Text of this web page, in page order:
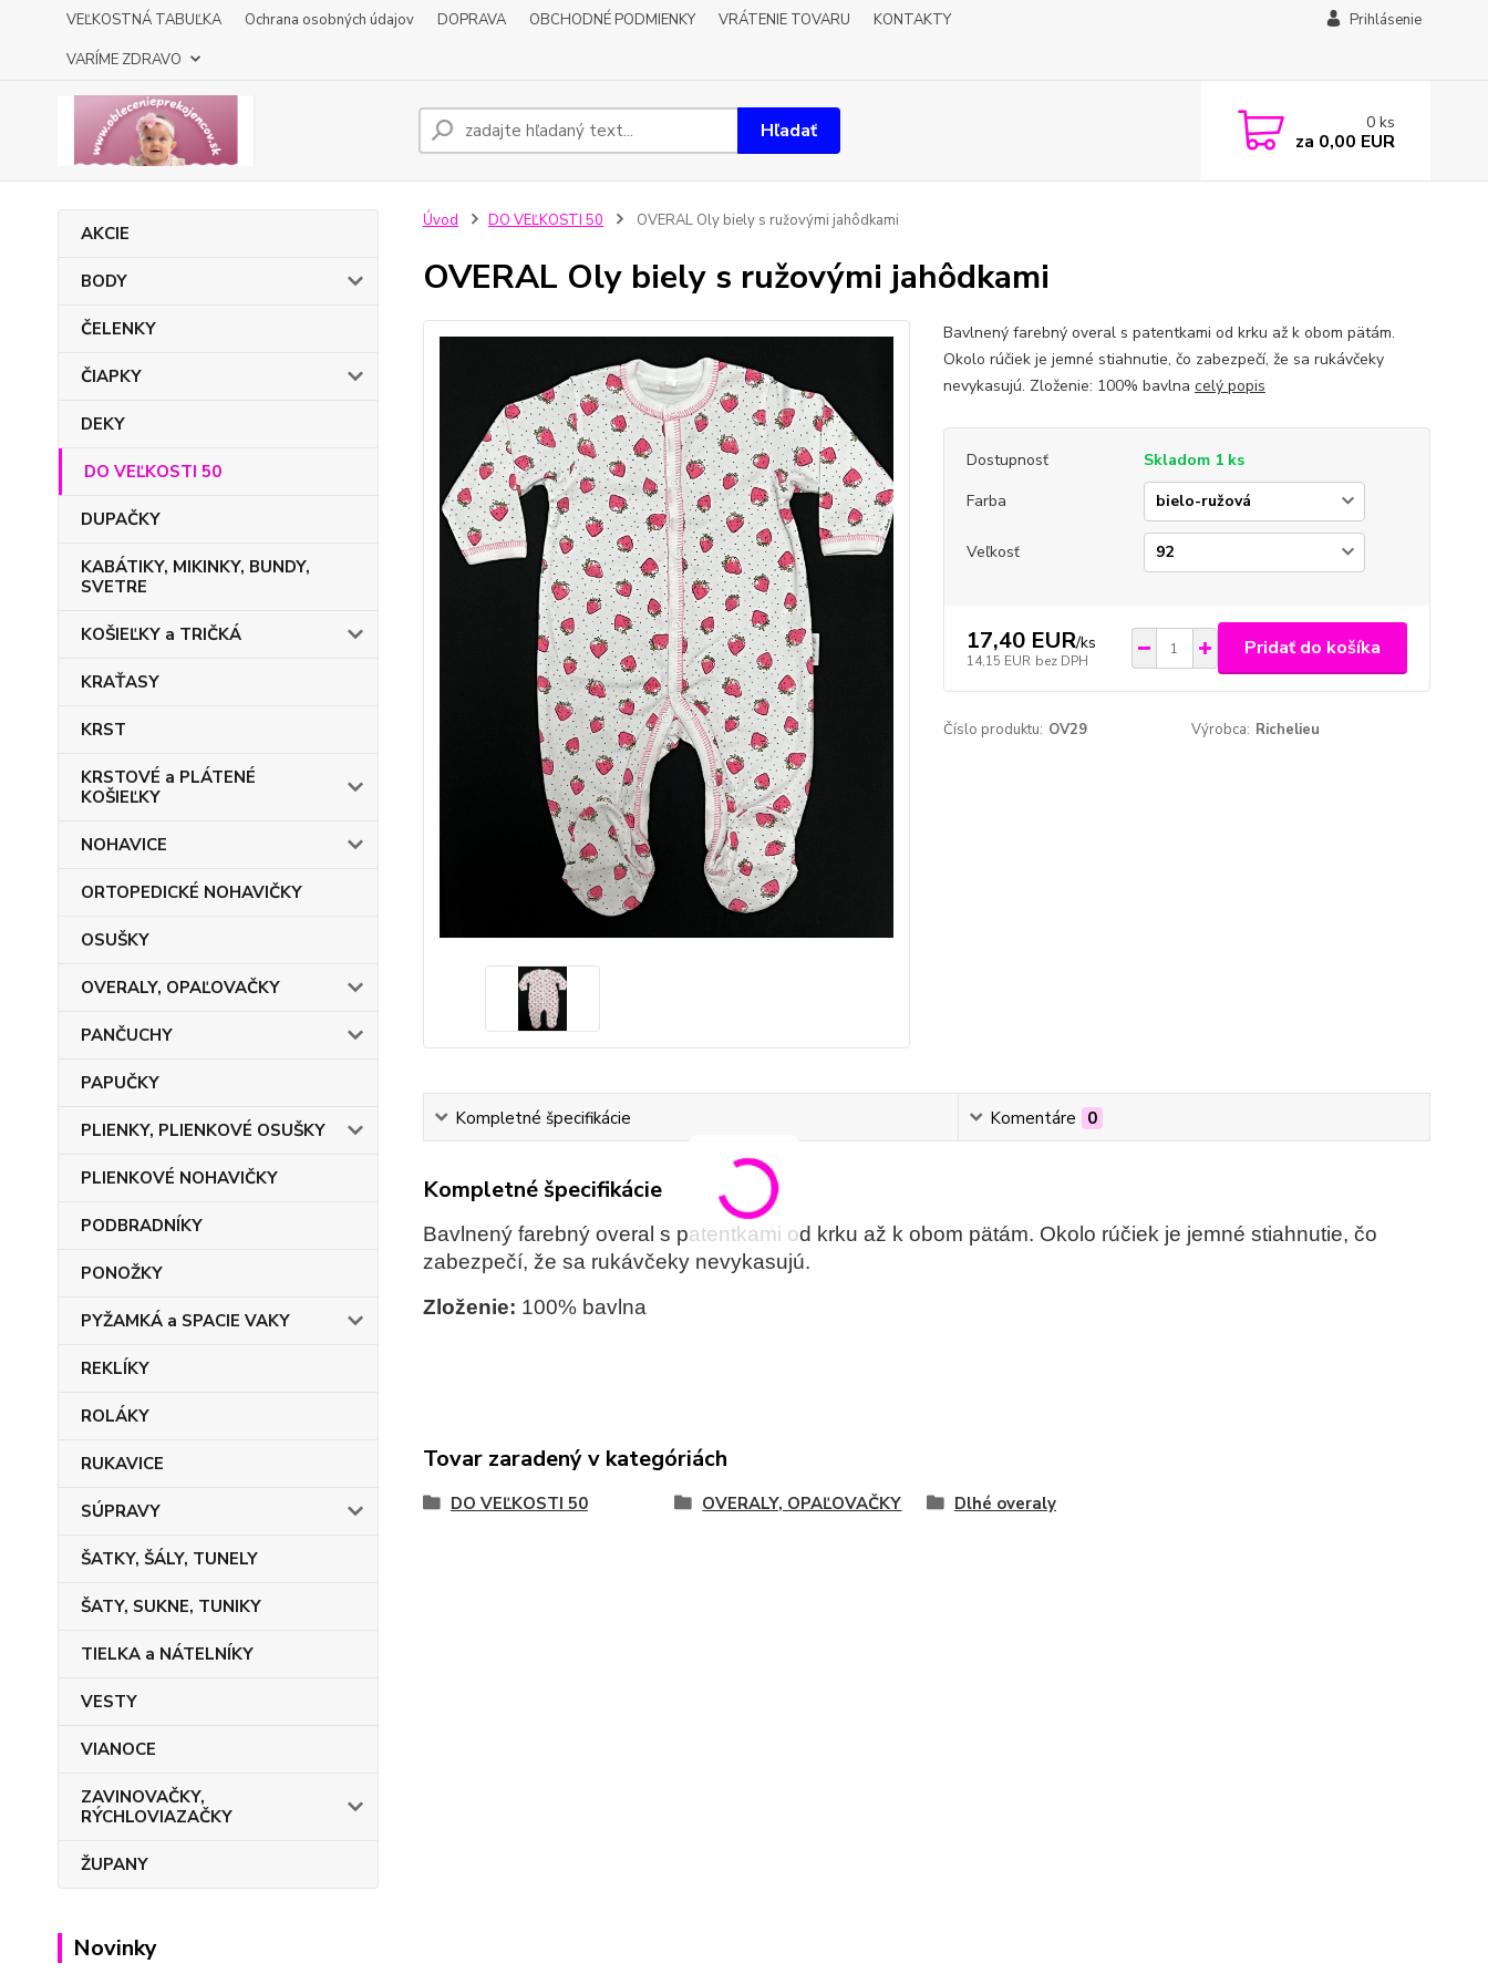
VEĽKOSTNÁ TABUĽKA Ochrana osobných údajov DOPRAVA OBCHODNÉ PODMIENKY VRÁTENIE TOVARU
KONTAKTY
VARÍME ZDRAVO
Prihlásenie
Hľadať 0 ks
za 0,00 EUR
AKCIE
BODY
ČELENKY
ČIAPKY
DEKY
DO VEĽKOSTI 50
DUPAČKY
KABÁTIKY, MIKINKY, BUNDY,
SVETRE
KOŠIEĽKY a TRIČKÁ
KRAŤASY
KRST
KRSTOVÉ a PLÁTENÉ
KOŠIEĽKY
NOHAVICE
ORTOPEDICKÉ NOHAVIČKY
OSUŠKY
OVERALY, OPAĽOVAČKY
PANČUCHY
PAPUČKY
PLIENKY, PLIENKOVÉ OSUŠKY
PLIENKOVÉ NOHAVIČKY
PODBRADNÍKY
PONOŽKY
PYŽAMKÁ a SPACIE VAKY
REKLÍKY
ROLÁKY
RUKAVICE
SÚPRAVY
ŠATKY, ŠÁLY, TUNELY
ŠATY, SUKNE, TUNIKY
TIELKA a NÁTELNÍKY
VESTY
VIANOCE
ZAVINOVAČKY,
RÝCHLOVIAZAČKY
ŽUPANY
Novinky
Úvod DO VEĽKOSTI 50 OVERAL Oly biely s ružovými jahôdkami
OVERAL Oly biely s ružovými jahôdkami
Bavlnený farebný overal s patentkami od krku až k obom pätám.
Okolo rúčiek je jemné stiahnutie, čo zabezpečí, že sa rukávčeky
nevykasujú. Zloženie: 100% bavlna celý popis
Dostupnosť
Skladom 1 ks
Farba
Veľkosť
17,40 EUR/ks
14,15 EUR bez DPH
Pridať do košíka
Číslo produktu: OV29 Výrobca: Richelieu
Kompletné špecifikácie Komentáre 0
Kompletné špecifikácie
Bavlnený farebný overal s patentkami od krku až k obom pätám. Okolo rúčiek je jemné stiahnutie, čo
zabezpečí, že sa rukávčeky nevykasujú.
Zloženie: 100% bavlna
Tovar zaradený v kategóriách
DO VEĽKOSTI 50 OVERALY, OPAĽOVAČKY Dlhé overaly